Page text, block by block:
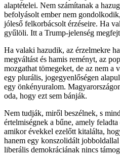
alaptételei. Nem számítanak a
befolyásolt ember nem
jóleső felkorbácsolt érzéseire. Ha
gyűlöli. Itt a Trump-jelenség
Ha valaki hazudik, az érzelmekre
megváltást és hamis reményt, az
mozgathat tömegeket, de az nem a
egy plurális, jogegyenlőségen
egy önkényuralom.
oda, hogy ezt sem bánják.
Nem tudják, miről beszélnek, s
értelmiségnek a bűne, amely
amikor évekkel ezelőtt kitalálta,
hanem egy konszolidált
liberális demokráciának nincs